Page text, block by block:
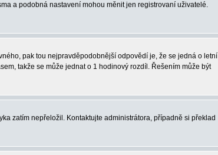
a podobná nastavení mohou měnit jen registrovaní uživatelé.
pak tou nejpravděpodobnější odpovědí je, že se jedná o letní
takže se může jednat o 1 hodinový rozdíl. Řešením může být
zatím nepřeložil. Kontaktujte administrátora, případně si překlad